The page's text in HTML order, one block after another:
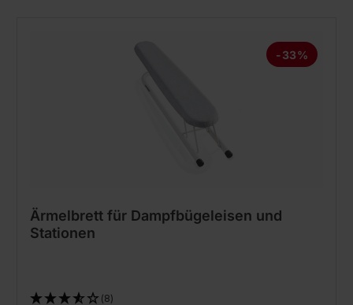
-33%
Ärmelbrett für Dampfbügeleisen und
Stationen
(8)